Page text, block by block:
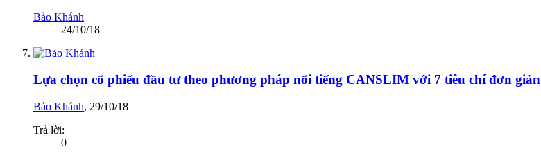
Bảo Khánh
24/10/18
Lựa chọn cổ phiếu đầu tư theo phương pháp nổi tiếng CANSLIM với 7 tiêu chí đơn giản
Bảo Khánh, 29/10/18
Trả lời:
0